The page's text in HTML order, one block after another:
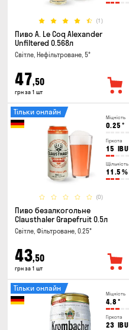
(1)
Пиво A. Le Coq Alexander
Unfiltered 0.568л
Світле, Нефільтроване, 5°
47,50
грн за 1 шт
Міцність
0.25 °
Гіркота
15 IBU
Щільність
11.5 %
(0)
Тільки онлайн
Пиво безалкогольне
Clausthaler Grapefruit 0.5л
Світле, Фільтроване, 0.25°
43,50
грн за 1 шт
Міцність
4.8 °
Гіркота
23 IBU
Тільки онлайн